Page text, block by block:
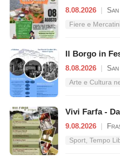
8.08.2026 | San
Fiere e
Il Borgo in
8.08.2026 | San
Arte e Cultura
9.08.2026 |